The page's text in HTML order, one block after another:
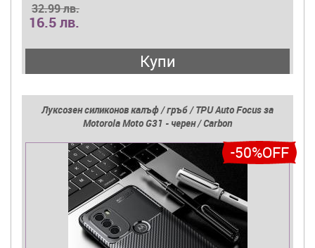
32.99 лв.
16.5 лв.
Купи
Луксозен силиконов калъф / гръб / TPU Auto Focus за
Motorola Moto G31 - черен / Carbon
-50%OFF